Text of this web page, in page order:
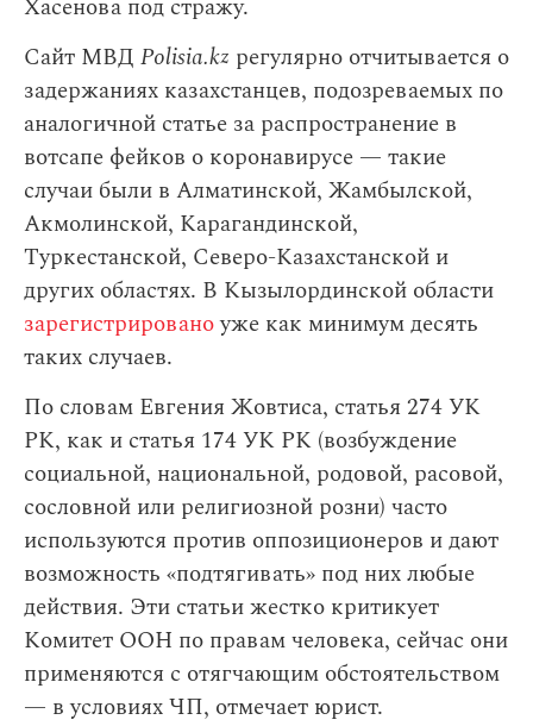
Хасенова под стражу.
Сайт МВД Polisia.kz регулярно отчитывается о
задержаниях казахстанцев, подозреваемых по
аналогичной статье за распространение в
вотсапе фейков о коронавирусе — такие
случаи были в Алматинской, Жамбылской,
Акмолинской, Карагандинской,
Туркестанской, Северо-Казахстанской и
других областях. В Кызылординской области
зарегистрированоуже как минимум десять
таких случаев.
По словам Евгения Жовтиса, статья 274 УК
РК, как и статья 174 УК РК (возбуждение
социальной, национальной, родовой, расовой,
сословной или религиозной розни) часто
используются против оппозиционеров и дают
возможность «подтягивать» под них любые
действия. Эти статьи жестко критикует
Комитет ООН по правам человека, сейчас они
применяются с отягчающим обстоятельством
— в условиях ЧП, отмечает юрист.